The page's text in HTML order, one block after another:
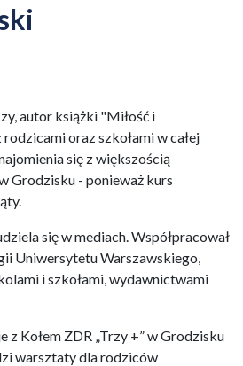
autor książki "Miłość i
oraz szkołami w całej
się z większością
Grodzisku - ponieważ kurs
się w mediach. Współpracował
Uniwersytetu Warszawskiego,
i szkołami, wydawnictwami
z Kołem ZDR „Trzy +” w Grodzisku
warsztaty dla rodziców